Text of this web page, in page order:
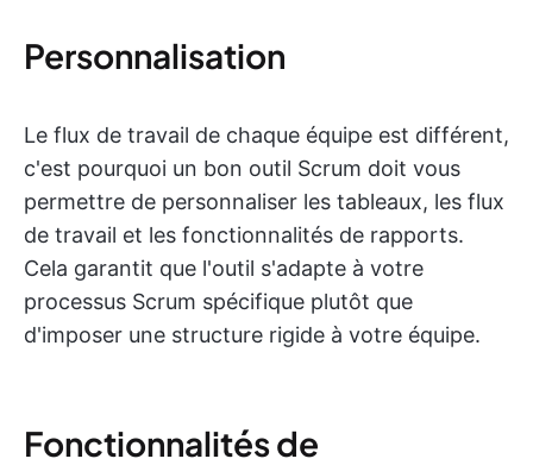
Personnalisation
Le flux de travail de chaque équipe est différent,
c'est pourquoi un bon outil Scrum doit vous
permettre de personnaliser les tableaux, les flux
de travail et les fonctionnalités de rapports.
Cela garantit que l'outil s'adapte à votre
processus Scrum spécifique plutôt que
d'imposer une structure rigide à votre équipe.
Fonctionnalités de